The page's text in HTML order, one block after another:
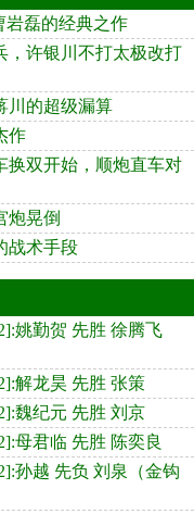
岩磊的经典之作
，许银川不打太极改打
川的超级漏算
作
换双开始，顺炮直车对
炮晃倒
战术手段
姚勤贺 先胜 徐腾飞
解龙昊 先胜 张策
魏纪元 先胜 刘京
母君临 先胜 陈奕良
孙越 先负 刘泉（金钩